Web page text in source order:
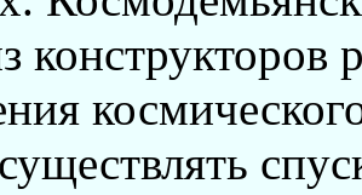
конструкторов